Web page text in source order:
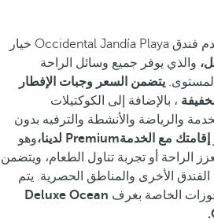
لتشعر وكأنك في منزلك، يقدم فندق Occidental Jandía Playa خيار
والذي يوفر جميع وسائل الراحة
يتضمن السعر وجبات الإفطار
، بالإضافة إلى الكوكتيلات
والرياضة والأنشطة والترفيه بدون
إقامتك مع الخدمةPremium لدينا،
وهو
الراحة أو تجربة تناول الطعام، ويتضمن
الأخرى والمناطق الحصرية. يتم
الخاصة بغرف Deluxe Ocean